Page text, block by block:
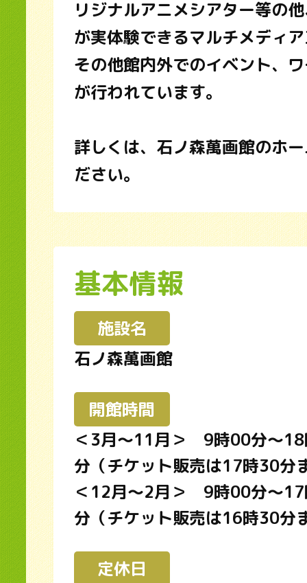
リジナルアニメシアター等の
が実体験できるマルチメディ
その他館内外でのイベント、
が行われています。
詳しくは、石ノ森萬画館のホ
ださい。
基本情報
施設名
石ノ森萬画館
開館時間
＜3月～11月＞ 9時00分～
分（チケット販売は17時30分
＜12月～2月＞ 9時00分～
分（チケット販売は16時30分
定休日